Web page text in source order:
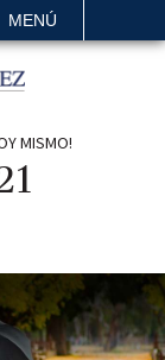
MENÚ
MISMO!